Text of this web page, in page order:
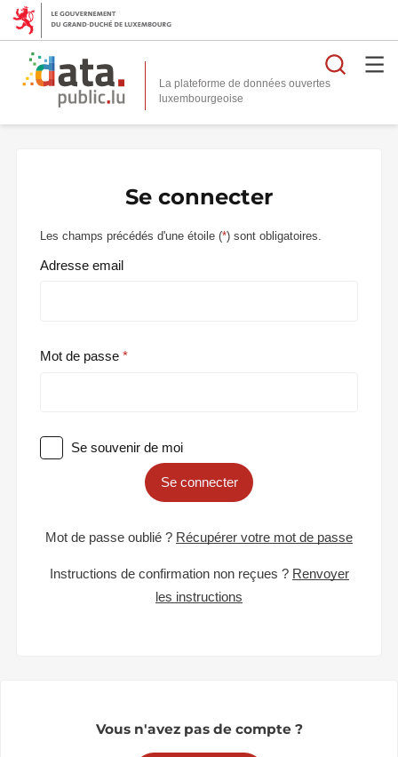
La plateforme de données ouvertes
Se connecter
Les champs précédés d'une étoile (*) sont obligatoires.
Adresse email
Mot de passe
Se souvenir de moi
Se connecter
Mot de passe oublié ? Récupérer votre mot de passe
Instructions de confirmation non reçues ? Renvoyer
les instructions
Vous n'avez pas de compte ?